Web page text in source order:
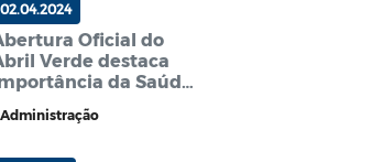
02.04.2024
Oficial do
Verde destaca
da Saúde
Esperança
Administração